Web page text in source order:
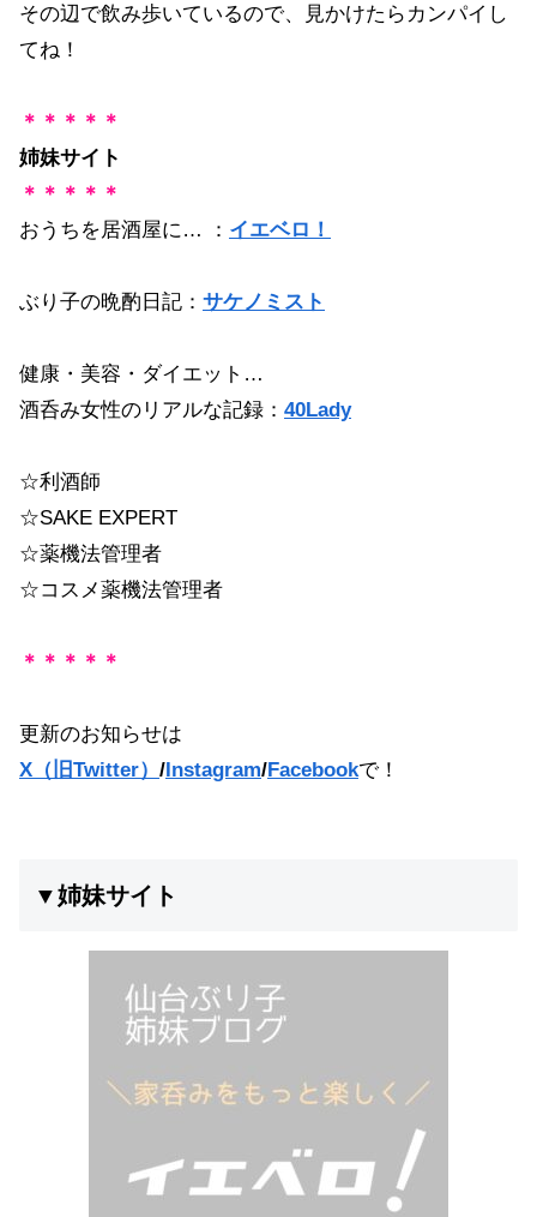
その辺で飲み歩いているので、見かけたらカンパイし
てね！
＊＊＊＊＊
姉妹サイト
＊＊＊＊＊
おうちを居酒屋に… ： イエベロ！
ぶり子の晩酌日記： サケノミスト
健康・美容・ダイエット…
酒呑み女性のリアルな記録： 40Lady
☆利酒師
☆SAKE EXPERT
☆薬機法管理者
☆コスメ薬機法管理者
＊＊＊＊＊
更新のお知らせは
X（旧Twitter） / Instagram/Facebookで！
▼姉妹サイト